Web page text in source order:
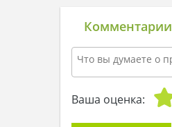
Комментарии
Ваша оценка: